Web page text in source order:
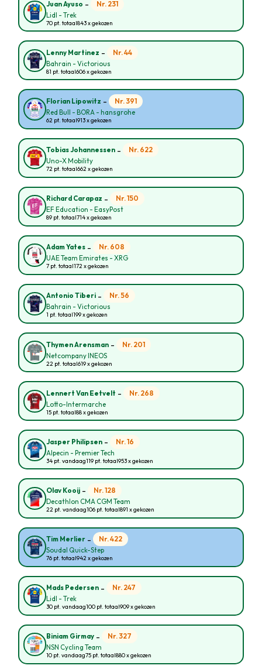
Juan Ayuso - Nr. 231
Lidl - Trek
70 pt. totaal843 x gekozen
Lenny Martinez - Nr. 44
Bahrain - Victorious
81 pt. totaal606 x gekozen
Florian Lipowitz - Nr. 391
Red Bull - BORA - hansgrohe
62 pt. totaal913 x gekozen
Tobias Johannessen - Nr. 622
Uno-X Mobility
72 pt. totaal662 x gekozen
Richard Carapaz - Nr. 150
EF Education - EasyPost
89 pt. totaal714 x gekozen
Adam Yates - Nr. 608
UAE Team Emirates - XRG
7 pt. totaal172 x gekozen
Antonio Tiberi - Nr. 56
Bahrain - Victorious
1 pt. totaal199 x gekozen
Thymen Arensman - Nr. 201
Netcompany INEOS
22 pt. totaal619 x gekozen
Lennert Van Eetvelt - Nr. 268
Lotto-Intermarche
15 pt. totaal88 x gekozen
Jasper Philipsen - Nr. 16
Alpecin - Premier Tech
34 pt. vandaag119 pt. totaal953 x gekozen
Olav Kooij - Nr. 128
Decathlon CMA CGM Team
22 pt. vandaag106 pt. totaal891 x gekozen
Tim Merlier - Nr. 422
Soudal Quick-Step
76 pt. totaal942 x gekozen
Mads Pedersen - Nr. 247
Lidl - Trek
30 pt. vandaag100 pt. totaal909 x gekozen
Biniam Girmay - Nr. 327
NSN Cycling Team
10 pt. vandaag75 pt. totaal880 x gekozen